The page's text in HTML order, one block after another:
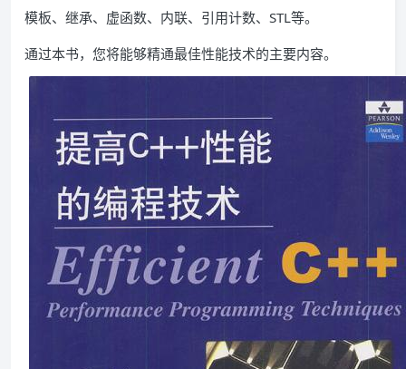
模板、继承、虚函数、内联、引用计数、STL等。
通过本书，您将能够精通最佳性能技术的主要内容。